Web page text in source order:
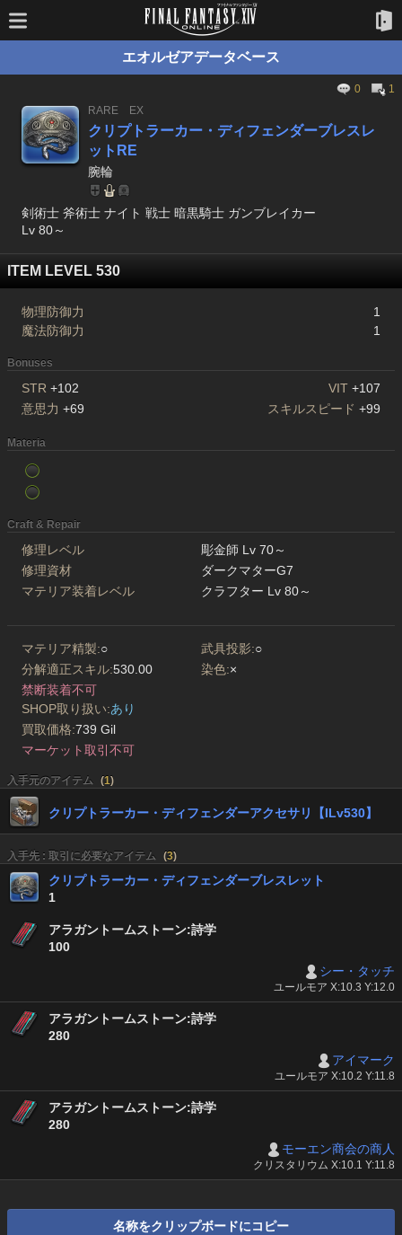
エオルゼアデータベース
0
1
RARE
EX
クリプトラーカー・ディフェンダーブレスレ
ットRE
腕輪
剣術士 斧術士 ナイト 戦士 暗黒騎士 ガンブレイカー
Lv 80～
ITEM LEVEL 530
物理防御力
1
魔法防御力
1
Bonuses
STR +102 VIT +107
意思力 +69 スキルスピード +99
Materia
Craft & Repair
修理レベル
彫金師 Lv 70～
修理資材
ダークマターG7
マテリア装着レベル
クラフター Lv 80～
マテリア精製:○ 武具投影:○
分解適正スキル:530.00 染色:×
禁断装着不可
SHOP取り扱い:あり
買取価格:739 Gil
マーケット取引不可
入手元のアイテム (1)
クリプトラーカー・ディフェンダーアクセサリ【ILv530】
入手先 : 取引に必要なアイテム (3)
クリプトラーカー・ディフェンダーブレスレット
1
アラガントームストーン:詩学
100
シー・タッチ
ユールモア X:10.3 Y:12.0
アラガントームストーン:詩学
280
アイマーク
ユールモア X:10.2 Y:11.8
アラガントームストーン:詩学
280
モーエン商会の商人
クリスタリウム X:10.1 Y:11.8
名称をクリップボードにコピー